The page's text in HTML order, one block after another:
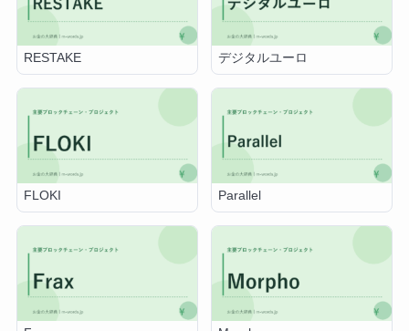
RESTAKE デジタルユーロ
FLOKI Parallel